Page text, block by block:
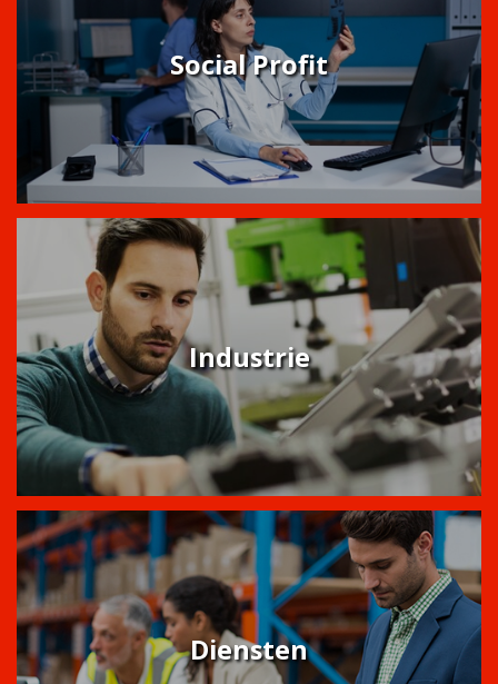
Social Profit
Industrie
Diensten